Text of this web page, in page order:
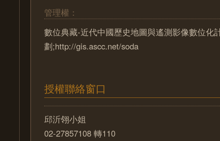
管理權：
數位典藏-近代中國歷史地圖與遙測影像數位化
劃;http://gis.ascc.net/soda
授權聯絡窗口
邱沂翎小姐
02-27857108 轉110